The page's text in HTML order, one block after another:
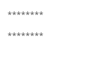
********
********